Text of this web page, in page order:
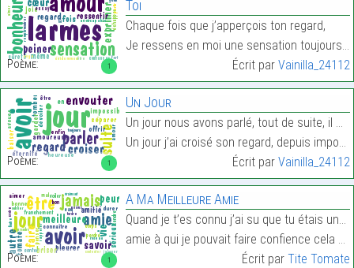
1
Poème:
Toi
Chaque fois que j’apperçois ton regard,
Je ressens en moi une sensation toujours même.…
Écrit par Vainilla_24112
1
Poème:
Un Jour
Un jour nous avons parlé, tout de suite, il m’a en
Un jour j’ai croisé son regard, depuis impossible …
Écrit par Vainilla_24112
1
Poème:
A Ma Meilleure Amie
Quand je t’es connu j’ai su que tu étais une bonne
amie à qui je pouvait faire confience cela a étai…
Écrit par Tite Tomate